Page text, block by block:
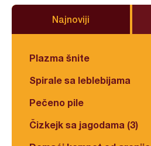
Najnoviji
Plazma šnite
Spirale sa leblebijama
Pečeno pile
Čizkejk sa jagodama (3)